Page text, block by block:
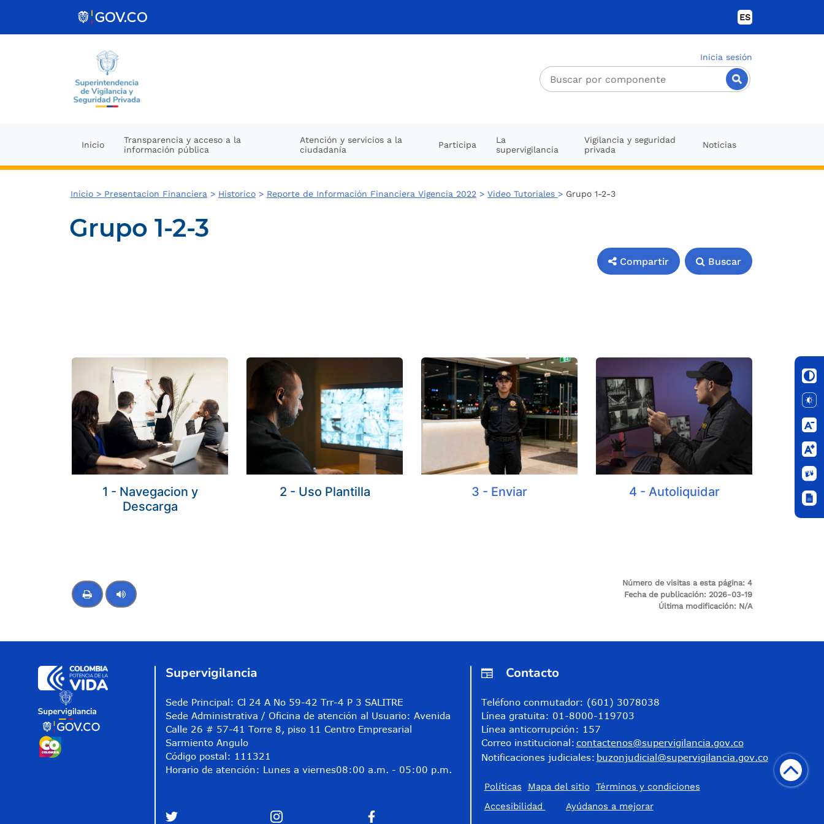
ES
Inicia sesión
Inicio
Transparencia y acceso a la
información pública
Atención y servicios a la
ciudadanía
Participa
La
supervigilancia
Vigilancia y seguridad
privada
Noticias
Inicio > Presentacion Financiera > Historico> Reporte de Información Financiera Vigencia 2022 > Video Tutoriales >Grupo 1-2-3
Grupo 1-2-3
Compartir Buscar
1 - Navegacion y
Descarga
2 - Uso Plantilla 3 - Enviar 4 - Autoliquidar
Número de visitas a esta página: 4
Fecha de publicación: 2026-03-19
Última modificación: N/A
Supervigilancia
Sede Principal: Cl 24 A No 59-42 Trr-4 P 3 SALITRE
Sede Administrativa / Oficina de atención al Usuario: Avenida
Calle 26 # 57-41 Torre 8, piso 11 Centro Empresarial
Sarmiento Angulo
Código postal: 111321
Horario de atención: Lunes a viernes08:00 a.m. - 05:00 p.m.
Contacto
Teléfono conmutador: (601) 3078038
Línea gratuita: 01-8000-119703
Línea anticorrupción: 157
Correo institucional: contactenos@supervigilancia.gov.co
Notificaciones judiciales: buzonjudicial@supervigilancia.gov.co
Políticas Mapa del sitio
Términos y condiciones
Accesibilidad
​Ayúdanos a mejorar